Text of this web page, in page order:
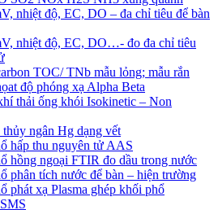
nhiệt độ, EC, DO – đa chỉ tiêu để bàn
nhiệt độ, EC, DO…- đo đa chỉ tiêu
TOC/ TNb mẫu lỏng; mẫu rắn
độ phóng xạ Alpha Beta
thải ống khói Isokinetic – Non
ngân Hg dạng vết
hấp thu nguyên tử AAS
hồng ngoại FTIR đo dầu trong nước
phân tích nước để bàn – hiện trường
phát xạ Plasma ghép khối phổ